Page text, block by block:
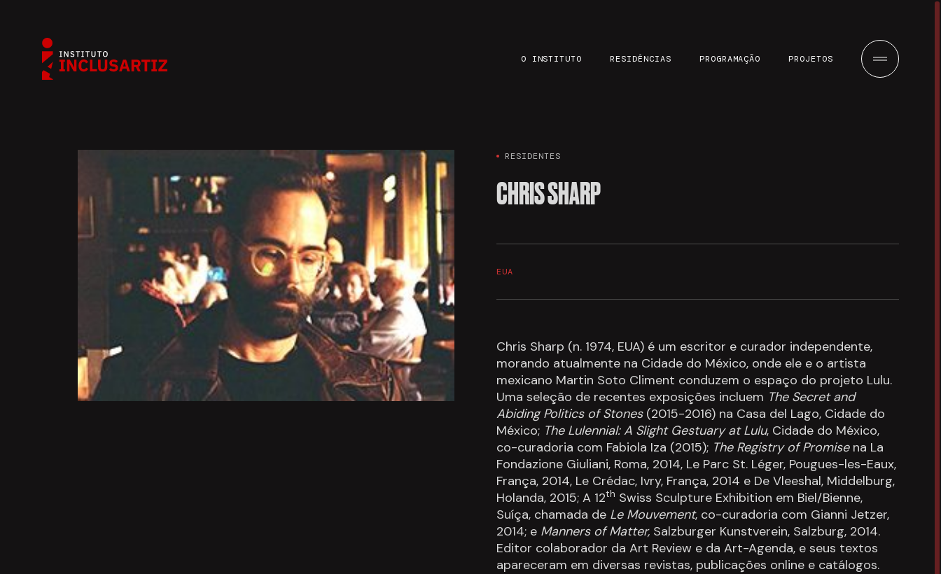
O INSTITUTO RESIDÊNCIAS PROGRAMAÇÃO PROJETOS
RESIDENTES
CHRIS SHARP
EUA
Chris Sharp (n. 1974, EUA) é um escritor e curador independente,
morando atualmente na Cidade do México, onde ele e o artista
mexicano Martin Soto Climent conduzem o espaço do projeto Lulu.
Uma seleção de recentes exposições incluem The Secret and
Abiding Politics of Stones (2015-2016) na Casa del Lago, Cidade do
México; The Lulennial: A Slight Gestuary at Lulu, Cidade do México,
co-curadoria com Fabiola Iza (2015); The Registry of Promise na La
Fondazione Giuliani, Roma, 2014, Le Parc St. Léger, Pougues-les-Eaux,
França, 2014, Le Crédac, Ivry, França, 2014 e De Vleeshal, Middelburg,
Holanda, 2015; A 12th Swiss Sculpture Exhibition em Biel/Bienne,
Suíça, chamada de Le Mouvement, co-curadoria com Gianni Jetzer,
2014; e Manners of Matter, Salzburger Kunstverein, Salzburg, 2014.
Editor colaborador da Art Review e da Art-Agenda, e seus textos
apareceram em diversas revistas, publicações online e catálogos.